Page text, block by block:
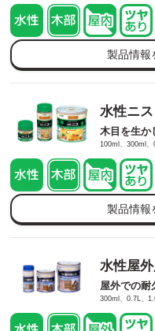
製品情報
水性ニス
木目を生か
100ml、300ml、
製品情報
水性屋
屋外での耐
300ml、0.7L、